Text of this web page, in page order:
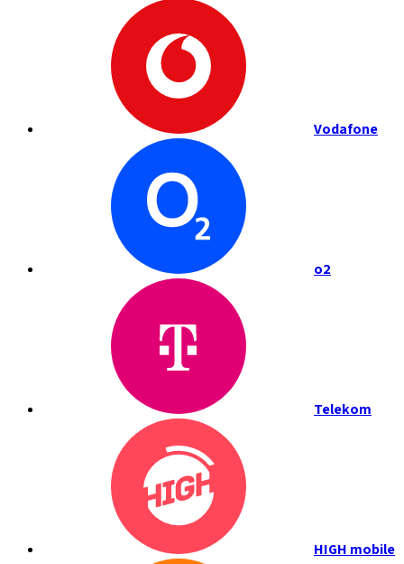
Vodafone
o2
Telekom
HIGH mobile